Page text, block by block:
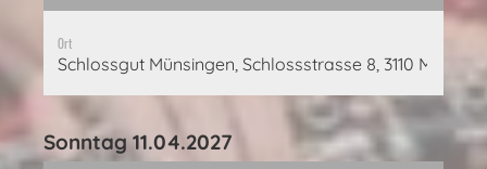
Ort
Schlossgut Münsingen, Schlossstrasse 8, 3110
Sonntag 11.04.2027